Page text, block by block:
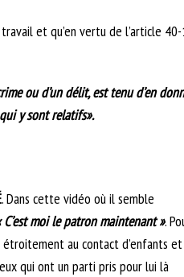
et qu’en vertu de l’article
ou d’un délit, est tenu d’en
y sont relatifs».
. Dans cette vidéo où il semble
C’est moi le patron maintenant ».
au contact d’enfants et
qui ont un parti pris pour lui là